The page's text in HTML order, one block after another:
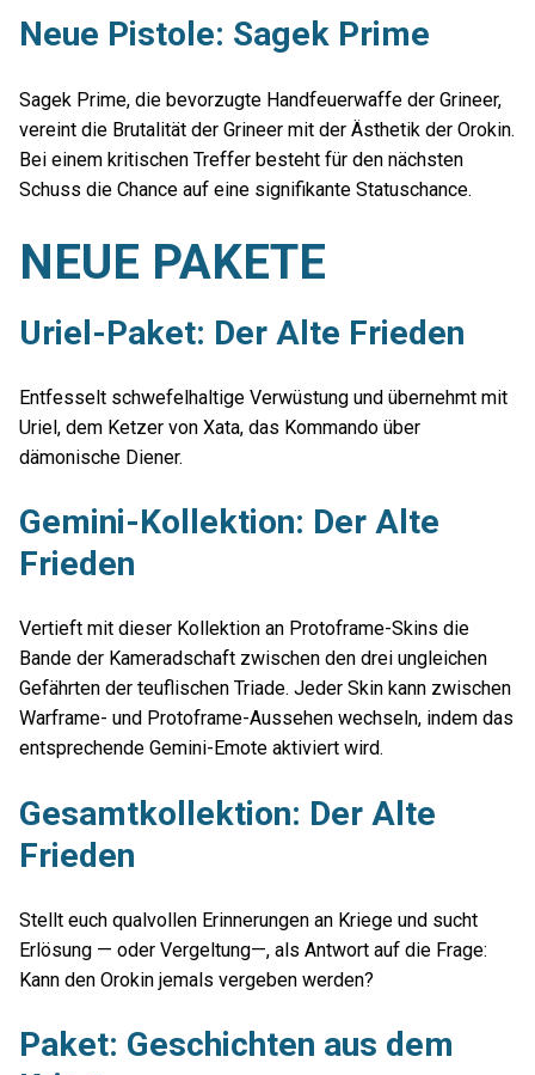
Neue Pistole: Sagek Prime
Sagek Prime, die bevorzugte Handfeuerwaffe der Grineer,
vereint die Brutalität der Grineer mit der Ästhetik der Orokin.
Bei einem kritischen Treffer besteht für den nächsten
Schuss die Chance auf eine signifikante Statuschance.
NEUE PAKETE
Uriel-Paket: Der Alte Frieden
Entfesselt schwefelhaltige Verwüstung und übernehmt mit
Uriel, dem Ketzer von Xata, das Kommando über
dämonische Diener.
Gemini-Kollektion: Der Alte
Frieden
Vertieft mit dieser Kollektion an Protoframe-Skins die
Bande der Kameradschaft zwischen den drei ungleichen
Gefährten der teuflischen Triade. Jeder Skin kann zwischen
Warframe- und Protoframe-Aussehen wechseln, indem das
entsprechende Gemini-Emote aktiviert wird.
Gesamtkollektion: Der Alte
Frieden
Stellt euch qualvollen Erinnerungen an Kriege und sucht
Erlösung — oder Vergeltung—, als Antwort auf die Frage:
Kann den Orokin jemals vergeben werden?
Paket: Geschichten aus dem